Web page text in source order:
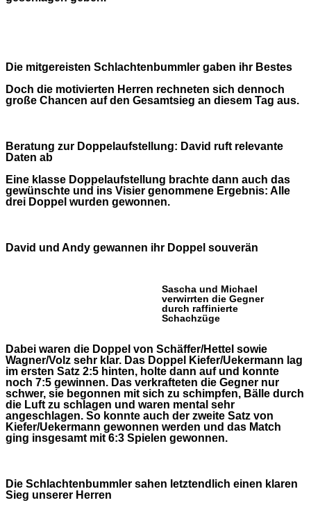
Die mitgereisten Schlachtenbummler gaben ihr Bestes
Doch die motivierten Herren rechneten sich dennoch
große Chancen auf den Gesamtsieg an diesem Tag aus.
Beratung zur Doppelaufstellung: David ruft relevante
Daten ab
Eine klasse Doppelaufstellung brachte dann auch das
gewünschte und ins Visier genommene Ergebnis: Alle
drei Doppel wurden gewonnen.
David und Andy gewannen ihr Doppel souverän
Sascha und Michael
verwirrten die Gegner
durch raffinierte
Schachzüge
Dabei waren die Doppel von Schäffer/Hettel sowie
Wagner/Volz sehr klar. Das Doppel Kiefer/Uekermann lag
im ersten Satz 2:5 hinten, holte dann auf und konnte
noch 7:5 gewinnen. Das verkrafteten die Gegner nur
schwer, sie begonnen mit sich zu schimpfen, Bälle durch
die Luft zu schlagen und waren mental sehr
angeschlagen. So konnte auch der zweite Satz von
Kiefer/Uekermann gewonnen werden und das Match
ging insgesamt mit 6:3 Spielen gewonnen.
Die Schlachtenbummler sahen letztendlich einen klaren
Sieg unserer Herren